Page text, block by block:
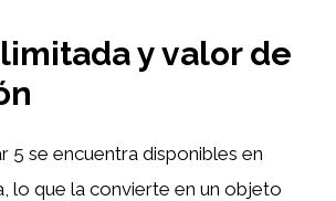
y valor de
5 se encuentra disponibles en
lo que la convierte en un objeto